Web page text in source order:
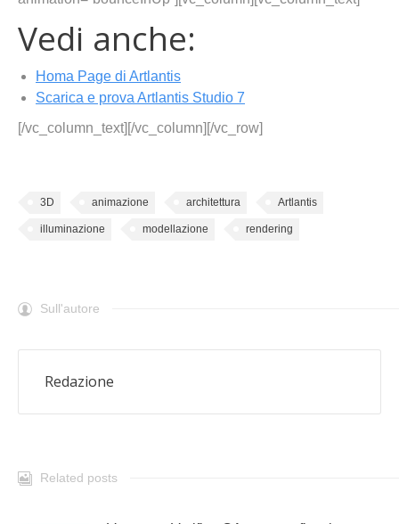
Vedi anche:
Homa Page di Artlantis
Scarica e prova Artlantis Studio 7
[/vc_column_text][/vc_column][/vc_row]
3D animazione architettura Artlantis
illuminazione modellazione rendering
Sull'autore
Redazione
Related posts